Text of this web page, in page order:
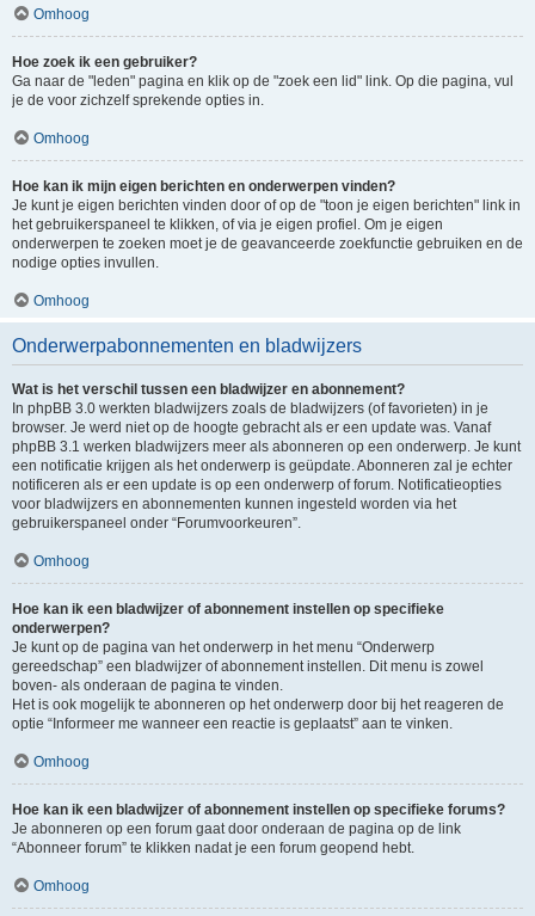
Omhoog
Hoe zoek ik een gebruiker?
Ga naar de "leden" pagina en klik op de "zoek een lid" link. Op die pagina, vul
je de voor zichzelf sprekende opties in.
Omhoog
Hoe kan ik mijn eigen berichten en onderwerpen vinden?
Je kunt je eigen berichten vinden door of op de "toon je eigen berichten" link in
het gebruikerspaneel te klikken, of via je eigen profiel. Om je eigen
onderwerpen te zoeken moet je de geavanceerde zoekfunctie gebruiken en de
nodige opties invullen.
Omhoog
Onderwerpabonnementen en bladwijzers
Wat is het verschil tussen een bladwijzer en abonnement?
In phpBB 3.0 werkten bladwijzers zoals de bladwijzers (of favorieten) in je
browser. Je werd niet op de hoogte gebracht als er een update was. Vanaf
phpBB 3.1 werken bladwijzers meer als abonneren op een onderwerp. Je kunt
een notificatie krijgen als het onderwerp is geüpdate. Abonneren zal je echter
notificeren als er een update is op een onderwerp of forum. Notificatieopties
voor bladwijzers en abonnementen kunnen ingesteld worden via het
gebruikerspaneel onder “Forumvoorkeuren”.
Omhoog
Hoe kan ik een bladwijzer of abonnement instellen op specifieke
onderwerpen?
Je kunt op de pagina van het onderwerp in het menu “Onderwerp
gereedschap” een bladwijzer of abonnement instellen. Dit menu is zowel
boven- als onderaan de pagina te vinden.
Het is ook mogelijk te abonneren op het onderwerp door bij het reageren de
optie “Informeer me wanneer een reactie is geplaatst” aan te vinken.
Omhoog
Hoe kan ik een bladwijzer of abonnement instellen op specifieke forums?
Je abonneren op een forum gaat door onderaan de pagina op de link
“Abonneer forum” te klikken nadat je een forum geopend hebt.
Omhoog